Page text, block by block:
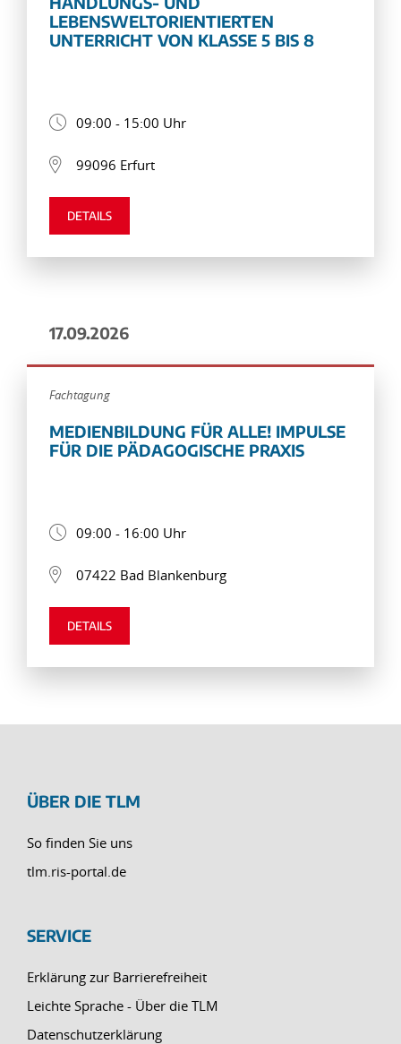
LEBENSWELTORIENTIERTEN
UNTERRICHT VON KLASSE 5 BIS 8
09:00 - 15:00 Uhr
99096 Erfurt
DETAILS
17.09.2026
Fachtagung
MEDIENBILDUNG FÜR ALLE! IMPULSE
FÜR DIE PÄDAGOGISCHE PRAXIS
09:00 - 16:00 Uhr
07422 Bad Blankenburg
DETAILS
ÜBER DIE TLM
So finden Sie uns
tlm.ris-portal.de
SERVICE
Erklärung zur Barrierefreiheit
Leichte Sprache - Über die TLM
Datenschutzerklärung